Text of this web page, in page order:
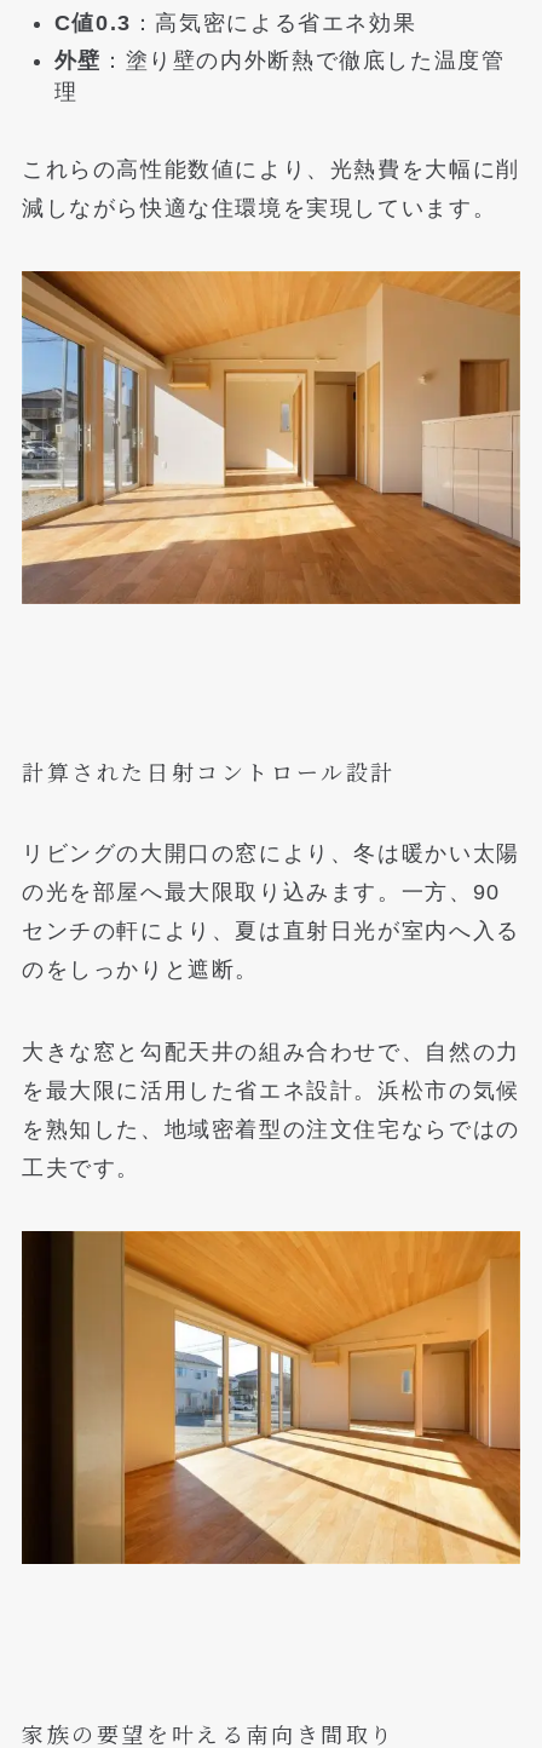
C値0.3 ：高気密による省エネ効果
外壁 ：塗り壁の内外断熱で徹底した温度管
理
これらの高性能数値により、光熱費を大幅に削
減しながら快適な住環境を実現しています。
計算された日射コントロール設計
リビングの大開口の窓により、冬は暖かい太陽
の光を部屋へ最大限取り込みます。一方、90
センチの軒により、夏は直射日光が室内へ入る
のをしっかりと遮断。
大きな窓と勾配天井の組み合わせで、自然の力
を最大限に活用した省エネ設計。浜松市の気候
を熟知した、地域密着型の注文住宅ならではの
工夫です。
家族の要望を叶える南向き間取り